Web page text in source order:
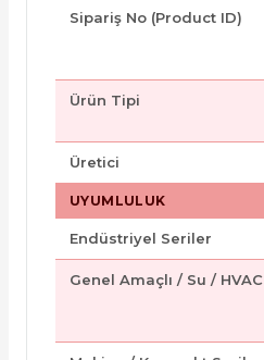
Sipariş No (Product ID)
Ürün Tipi
Üretici
UYUMLULUK
Endüstriyel Seriler
Genel Amaçlı / Su / HVAC